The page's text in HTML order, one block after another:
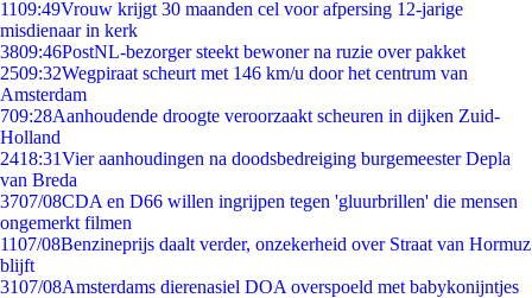
1109:49Vrouw krijgt 30 maanden cel voor afpersing 12-jarige
misdienaar in kerk
3809:46PostNL-bezorger steekt bewoner na ruzie over pakket
2509:32Wegpiraat scheurt met 146 km/u door het centrum van
Amsterdam
709:28Aanhoudende droogte veroorzaakt scheuren in dijken Zuid-
Holland
2418:31Vier aanhoudingen na doodsbedreiging burgemeester Depla
van Breda
3707/08CDA en D66 willen ingrijpen tegen 'gluurbrillen' die mensen
ongemerkt filmen
1107/08Benzineprijs daalt verder, onzekerheid over Straat van Hormuz
blijft
3107/08Amsterdams dierenasiel DOA overspoeld met babykonijntjes